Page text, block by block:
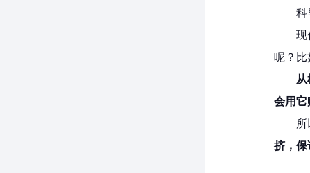
科
现
呢？
会用它
挤，保